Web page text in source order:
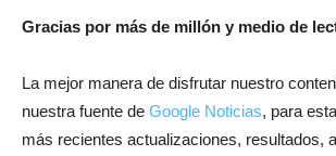
Gracias por más de millón y medio de
La mejor manera de disfrutar nuestro
nuestra fuente de Google Noticias, para
más recientes actualizaciones, resultados,